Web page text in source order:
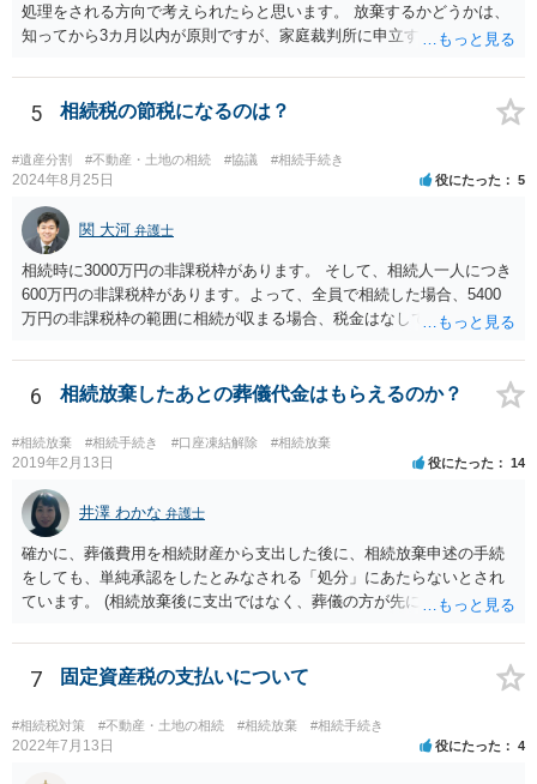
処理をされる方向で考えられたらと思います。 放棄するかどうかは、
知ってから3カ月以内が原則ですが、家庭裁判所に申立すれば3カ月の
放棄するかどうか決めることができます。 銀行やサラ金が数年も放置
することはありませんので、数年後に借金が発見される可能性はほぼ
ありません。 なお、私が扱った相続放棄を検討していた案件で、期間
伸長して調査したところ、サラ金に対する過払金など相当な財産が見
つかったため相続したという事例がありました。
5 相続税の節税になるのは？
#遺産分割 #不動産・土地の相続 #協議 #相続手続き
2024年8月25日 役にたった 5
関 大河 弁護士
相続時に3000万円の非課税枠があります。 そして、相続人一人につき
600万円の非課税枠があります。よって、全員で相続した場合、5400
万円の非課税枠の範囲に相続が収まる場合、税金はなしです。 一人が
範囲となります。 一般的には、全員で相続する方が税金はお得です。
また、全員で相続しても、話し合いの結果、親がすべて相続と決める
こともできます。この場合でも相続の非課税枠は、全員で相続した540
0万円分使えます。 父が亡くなり、母が全部相続すると、母から三人
で相続する際は、4800万円が非課税枠となります。 そうすると、母が
亡くなってから相続すると、両親のどちらかが亡くなってから相続す
るより非課税の枠が減少します。 計画的に相続をするのがおすすめと
いうことになります。これ以外にも気をつける点はあるかもしれませ
んので、一度相談して想定するのがおすすめと思います。
6 相続放棄したあとの葬儀代金はもらえるのか？
#相続放棄 #相続手続き #口座凍結解除 #相続放棄
2019年2月13日 役にたった 14
井澤 わかな 弁護士
確かに、葬儀費用を相続財産から支出した後に、相続放棄申述の手続
をしても、単純承認をしたとみなされる「処分」にあたらないとされ
ています。 (相続放棄後に支出ではなく、葬儀の方が先に来るのが通常
述の手続ということだと思いますが) ただ、葬儀費用ならいくらでもよ
いということではなく、身分相応の、社会的儀式として当然認められ
る程度の金額に留まると考えた方がよいです。 もし、相続人の皆さん
に葬儀費用を支出する経済力がなく、質素な葬儀を行った費用であれ
ば相続財産から支出しても単純承認と認められない可能性が高いの
7 固定資産税の支払いについて
#相続税対策 #不動産・土地の相続 #相続放棄 #相続手続き
2022年7月13日 役にたった 4